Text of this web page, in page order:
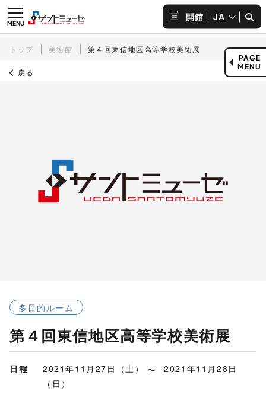
開館 JA
トップ 美術館 第４回東信地区高等学校美術展
戻る
多目的ルーム
第４回東信地区高等学校美術展
日程 2021年11月27日（土）
2021年11月28日
（日）
PAGE
MENU